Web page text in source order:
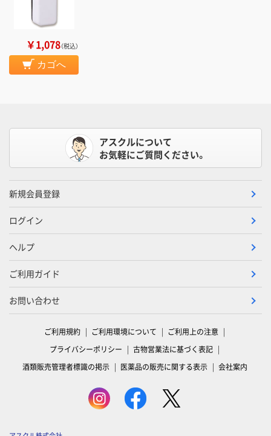
￥1,078（税込）
カゴへ
アスクルについて
お気軽にご質問ください。
新規会員登録
ログイン
ヘルプ
ご利用ガイド
お問い合わせ
ご利用規約 ご利用環境について
ご利用上の注意
プライバシーポリシー
古物営業法に基づく表記
酒類販売管理者標識の掲示
医薬品の販売に関する表示 会社案内